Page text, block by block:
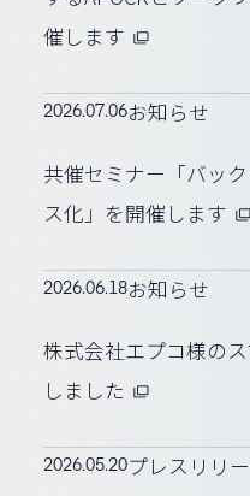
催します
2026.07.06お知らせ
共催セミナー「バッ
ス化」を開催します
2026.06.18お知らせ
株式会社エプコ様の
しました
2026.05.20プレスリリ